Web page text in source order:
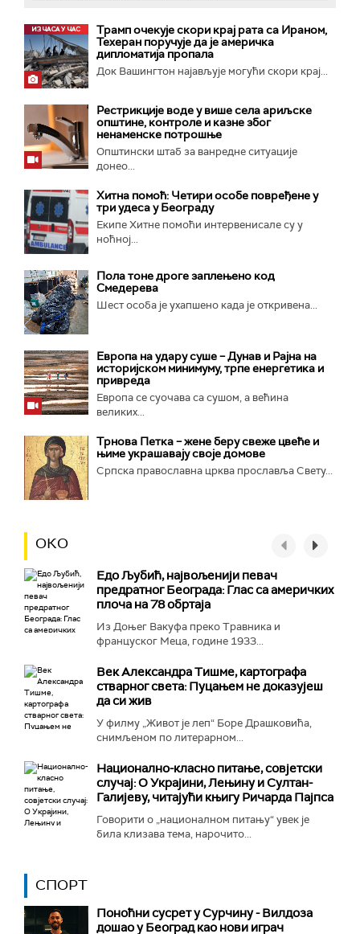
Трамп очекује скори крај рата са Ираном,
Техеран поручује да је америчка
дипломатија пропала
Док Вашингтон најављује могући скори крај...
Рестрикције воде у више села ариљске
општине, контроле и казне због
ненаменске потрошње
Општински штаб за ванредне ситуације
донео...
Хитна помоћ: Четири особе повређене у
три удеса у Београду
Екипе Хитне помоћи интервенисале су у
ноћној...
Пола тоне дроге заплењено код
Смедерева
Шест особа је ухапшено када је откривена...
Европа на удару суше – Дунав и Рајна на
историјском минимуму, трпе енергетика и
привреда
Европа се суочава са сушом, а већина
великих...
Трнова Петка – жене беру свеже цвеће и
њиме украшавају своје домове
Српска православна црква прославља Свету...
ОКО
Едо Љубић, највољенији певач
предратног Београда: Глас са америчких
плоча на 78 обртаја
Из Доњег Вакуфа преко Травника и
француског Меца, године 1933...
Век Александра Тишме, картографа
стварног света: Пуцањем не доказујеш
да си жив
У филму „Живот је леп“ Боре Драшковића,
снимљеном по литерарном...
Национално-класнo питање, совјетски
случај: О Украјини, Лењину и Султан-
Галијеву, читајући књигу Ричарда Пајпса
Говорити о „националном питању“ увек је
била клизава тема, нарочито...
СПОРТ
Поноћни сусрет у Сурчину - Вилдоза
дошао у Београд као нови играч